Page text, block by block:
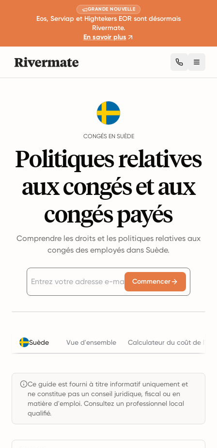
GRANDE NOUVELLE
Eos, Serviap et Hightekers EOR sont désormais
Rivermate.
En savoir plus
CONGÉS EN SUÈDE
Politiques relatives
aux congés et aux
congés payés
Comprendre les droits et les politiques relatives aux
congés des employés dans Suède.
Commencer
Suède Vue d'ensemble Calculateur du coût de
Ce guide est fourni à titre informatif uniquement et
ne constitue pas un conseil juridique, fiscal ou en
matière d'emploi. Consultez un professionnel local
qualifié.